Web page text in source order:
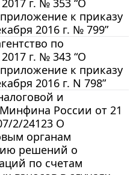
к приказу
2016 г. № 799”
по
г. № 343 “О
к приказу
2016 г. N 798”
и
России от 21
2/24123 О
органам
решений о
по счетам